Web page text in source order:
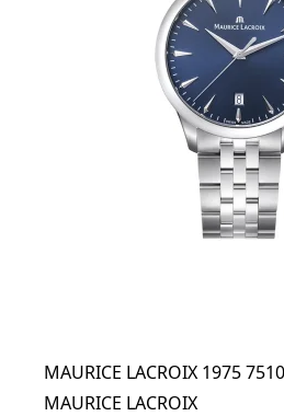
MAURICE LACROIX 1975
MAURICE LACROIX